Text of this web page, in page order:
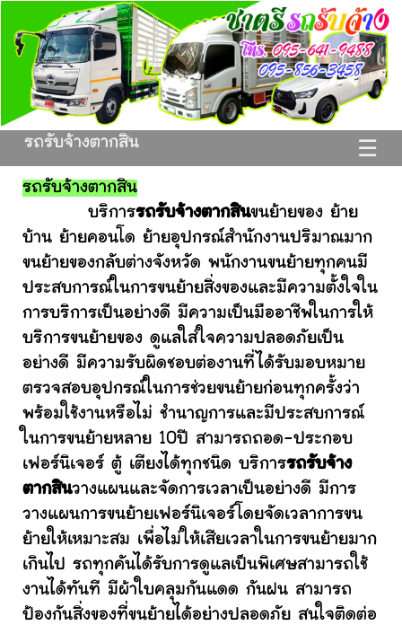
☰
รถรับจ้างตากสิน
รถรับจ้างตากสิน
บริการรถรับจ้างตากสินขนย้ายของ ย้าย
บ้าน ย้ายคอนโด ย้ายอุปกรณ์สำนักงานปริมาณมาก
ขนย้ายของกลับต่างจังหวัด พนักงานขนย้ายทุกคนมี
ประสบการณ์ในการขนย้ายสิ่งของและมีความตั้งใจใน
การบริการเป็นอย่างดี มีความเป็นมืออาชีพในการให้
บริการขนย้ายของ ดูแลใส่ใจความปลอดภัยเป็น
อย่างดี มีความรับผิดชอบต่องานที่ได้รับมอบหมาย
ตรวจสอบอุปกรณ์ในการช่วยขนย้ายก่อนทุกครั้งว่า
พร้อมใช้งานหรือไม่ ชำนาญการและมีประสบการณ์
ในการขนย้ายหลาย 10ปี สามารถถอด-ประกอบ
เฟอร์นิเจอร์ ตู้ เตียงได้ทุกชนิด บริการรถรับจ้าง
ตากสินวางแผนและจัดการเวลาเป็นอย่างดี มีการ
วางแผนการขนย้ายเฟอร์นิเจอร์โดยจัดเวลาการขน
ย้ายให้เหมาะสม เพื่อไม่ให้เสียเวลาในการขนย้ายมาก
เกินไป รถทุกคันได้รับการดูแลเป็นพิเศษสามารถใช้
งานได้ทันที มีผ้าใบคลุมกันแดด กันฝน สามารถ
ป้องกันสิ่งของที่ขนย้ายได้อย่างปลอดภัย สนใจติดต่อ